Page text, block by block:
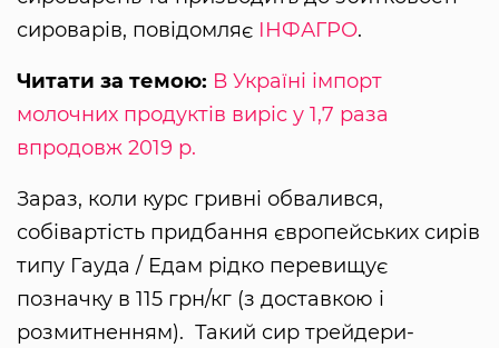
сироварів, повідомляє ІНФАГРО.
Читати за темою: В Україні імпорт
молочних продуктів виріс у 1,7 раза
впродовж 2019 р.
Зараз, коли курс гривні обвалився,
собівартість придбання європейських сирів
типу Гауда / Едам рідко перевищує
позначку в 115 грн/кг (з доставкою і
розмитненням). Такий сир трейдери-